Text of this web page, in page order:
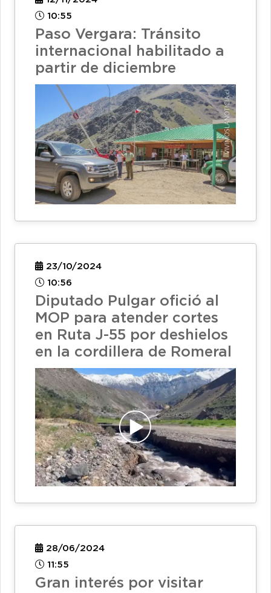
10:55
Paso Vergara: Tránsito
internacional habilitado a
partir de diciembre
23/10/2024
10:56
Diputado Pulgar ofició al
MOP para atender cortes
en Ruta J-55 por deshielos
en la cordillera de Romeral
28/06/2024
11:55
Gran interés por visitar